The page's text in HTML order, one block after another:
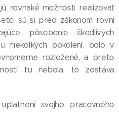
rovnaké možnosti realizovať
sú si pred zákonom rovní
pôsobenie škodlivých
niekoľkých pokolení, bolo v
rozložené, a preto
tu nebola, to zostáva
svojho pracovného